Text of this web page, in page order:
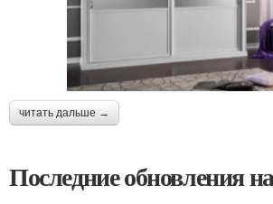
читать дальше →
Последние обновления